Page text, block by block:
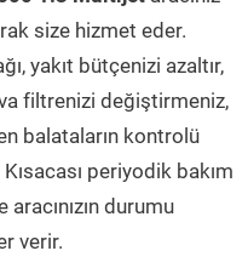
size hizmet eder.
yakıt bütçenizi azaltır,
filtrenizi değiştirmeniz,
balataların kontrolü
periyodik bakım
durumu
verir.